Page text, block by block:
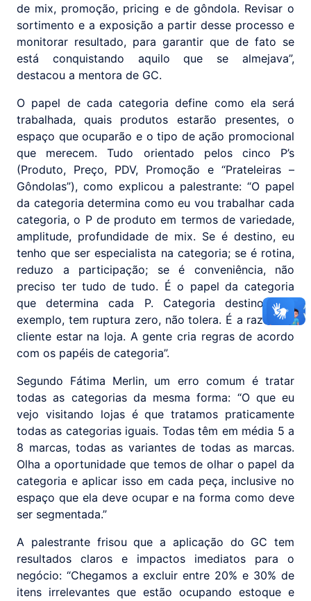
de mix, promoção, pricing e de gôndola. Revisar o
sortimento e a exposição a partir desse processo e
monitorar resultado, para garantir que de fato se
está conquistando aquilo que se almejava”,
destacou a mentora de GC.
O papel de cada categoria define como ela será
trabalhada, quais produtos estarão presentes, o
espaço que ocuparão e o tipo de ação promocional
que merecem. Tudo orientado pelos cinco P’s
(Produto, Preço, PDV, Promoção e “Prateleiras –
Gôndolas”), como explicou a palestrante: “O papel
da categoria determina como eu vou trabalhar cada
categoria, o P de produto em termos de variedade,
amplitude, profundidade de mix. Se é destino, eu
tenho que ser especialista na categoria; se é rotina,
reduzo a participação; se é conveniência, não
preciso ter tudo de tudo. É o papel da categoria
que determina cada P. Categoria destino, por
exemplo, tem ruptura zero, não tolera. É a razão do
cliente estar na loja. A gente cria regras de acordo
com os papéis de categoria”.
Segundo Fátima Merlin, um erro comum é tratar
todas as categorias da mesma forma: “O que eu
vejo visitando lojas é que tratamos praticamente
todas as categorias iguais. Todas têm em média 5 a
8 marcas, todas as variantes de todas as marcas.
Olha a oportunidade que temos de olhar o papel da
categoria e aplicar isso em cada peça, inclusive no
espaço que ela deve ocupar e na forma como deve
ser segmentada.”
A palestrante frisou que a aplicação do GC tem
resultados claros e impactos imediatos para o
negócio: “Chegamos a excluir entre 20% e 30% de
itens irrelevantes que estão ocupando estoque e